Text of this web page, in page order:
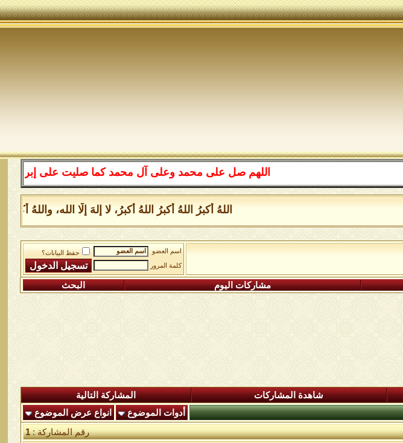
اللهم صل على محمد وعلى آل محمد كما صليت على إبراهيم وعلى آل
اللهُ أكبرُ اللهُ أكبرُ اللهُ أكبرُ، لا إلهَ إلَّا الله، واللهُ أكبر
اسم العضو
حفظ البيانات؟
كلمة المرور
مشاركات اليوم البحث
شاهدة المشاركات
المشاركة التالية
أدوات الموضوع
انواع عرض الموضوع
رقم المشاركة :1